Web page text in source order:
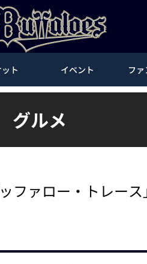
ト イベント フ
グルメ
ファロー・トレー